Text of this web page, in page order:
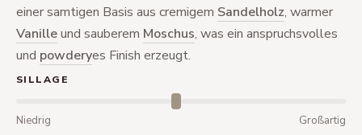
einer samtigen Basis aus cremigem Sandelholz, warmer
Vanilleund sauberem Moschus, was ein anspruchsvolles
und powderyes Finish erzeugt.
SILLAGE
Niedrig Großartig